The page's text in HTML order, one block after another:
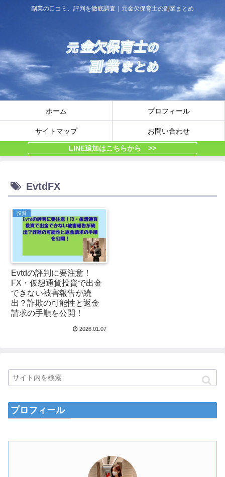
副業の口コミ、評判を徹底調査｜元金欠保育士の副業まとめ
ホーム プロフィール
サイトマップ お問い合わせ
LINE追加はこちらから >>
EvtdFX
投資
Evtdの評判に要注意！
FX・仮想通貨投資で出金
できない被害報告が続
出？詐欺の可能性と返金
請求の手順を公開！
2026.01.07
プロフィール